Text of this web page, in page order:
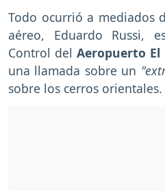
Todo ocurrió a mediados
aéreo, Eduardo Russi,
Control del Aeropuerto El
una llamada sobre un
sobre los cerros orientales.